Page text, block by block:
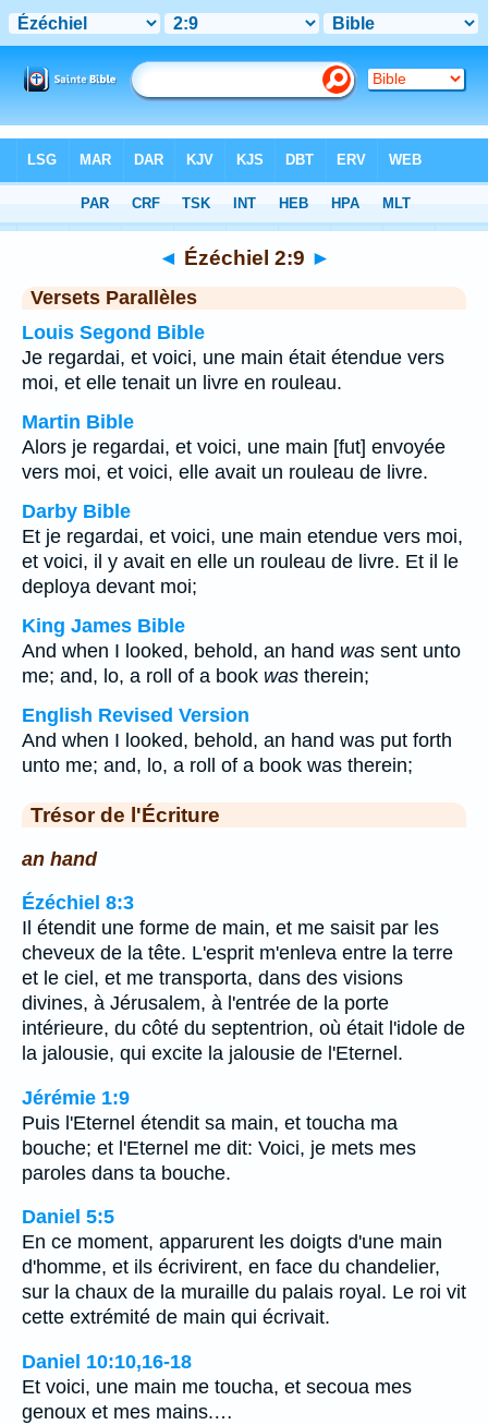
Chapitre 2 > Verset 9
◄ Ézéchiel 2:9 ►
Versets Parallèles
Louis Segond Bible
Je regardai, et voici, une main était étendue vers
moi, et elle tenait un livre en rouleau.
Martin Bible
Alors je regardai, et voici, une main [fut] envoyée
vers moi, et voici, elle avait un rouleau de livre.
Darby Bible
Et je regardai, et voici, une main etendue vers moi,
et voici, il y avait en elle un rouleau de livre. Et il le
deploya devant moi;
King James Bible
And when I looked, behold, an hand was sent unto
me; and, lo, a roll of a book was therein;
English Revised Version
And when I looked, behold, an hand was put forth
unto me; and, lo, a roll of a book was therein;
Trésor de l'Écriture
an hand
Ézéchiel 8:3
Il étendit une forme de main, et me saisit par les
cheveux de la tête. L'esprit m'enleva entre la terre
et le ciel, et me transporta, dans des visions
divines, à Jérusalem, à l'entrée de la porte
intérieure, du côté du septentrion, où était l'idole de
la jalousie, qui excite la jalousie de l'Eternel.
Jérémie 1:9
Puis l'Eternel étendit sa main, et toucha ma
bouche; et l'Eternel me dit: Voici, je mets mes
paroles dans ta bouche.
Daniel 5:5
En ce moment, apparurent les doigts d'une main
d'homme, et ils écrivirent, en face du chandelier,
sur la chaux de la muraille du palais royal. Le roi vit
cette extrémité de main qui écrivait.
Daniel 10:10,16-18
Et voici, une main me toucha, et secoua mes
genoux et mes mains.…